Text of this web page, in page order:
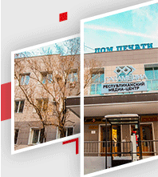
Востоке
09:20
В Якутии
тысяч тонн сена
сенажа
09:00
На Камчатке
парусная
Якутии
До +27 градусов